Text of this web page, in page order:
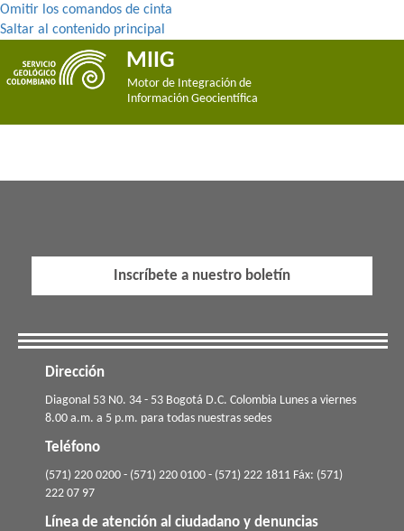
Omitir los comandos de cinta
Saltar al contenido principal
MIIG
Motor de Integración de
Información Geocientífica
Inscríbete a nuestro boletín
Dirección
​​​Diagonal 53 N0. 34 - 53 Bogotá D.C. Colombia Lunes a viernes
8.00 a.m. a 5 p.m. para todas nuestras sedes
Teléfono
(571) 220 0200 - (571) 220 0100 - (571) 222 1811 Fáx: (571)
222 07 97
Línea de atención al ciudadano y denuncias